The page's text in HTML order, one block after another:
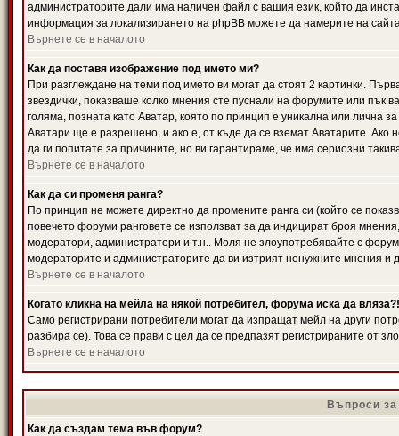
администраторите дали има наличен файл с вашия език, който да
информация за локализирането на phpBB можете да намерите на
Върнете се в началото
Как да поставя изображение под името ми?
При разглеждане на теми под името ви могат да стоят 2 картинки.
звездички, показваше колко мнения сте пуснали на форумите или пък
голяма, позната като Аватар, която по принцип е уникална или лична
Аватари ще е разрешено, и ако е, от къде да се вземат Аватарите.
да ги попитате за причините, но ви гарантираме, че има сериозни
Върнете се в началото
Как да си променя ранга?
По принцип не можете директно да промените ранга си (който се
повечето форуми ранговете се използват за да индицират броя
модератори, администратори и т.н.. Моля не злоупотребявайте с
модераторите и администраторите да ви изтрият ненужните мнения и
Върнете се в началото
Когато кликна на мейла на някой потребител, форума иска да вляза?!
Само регистрирани потребители могат да изпращат мейл на други
разбира се). Това се прави с цел да се предпазят регистрираните от
Върнете се в началото
Въпроси
Как да създам тема във форум?